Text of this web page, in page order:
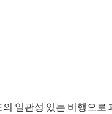
일관성 있는 비행으로